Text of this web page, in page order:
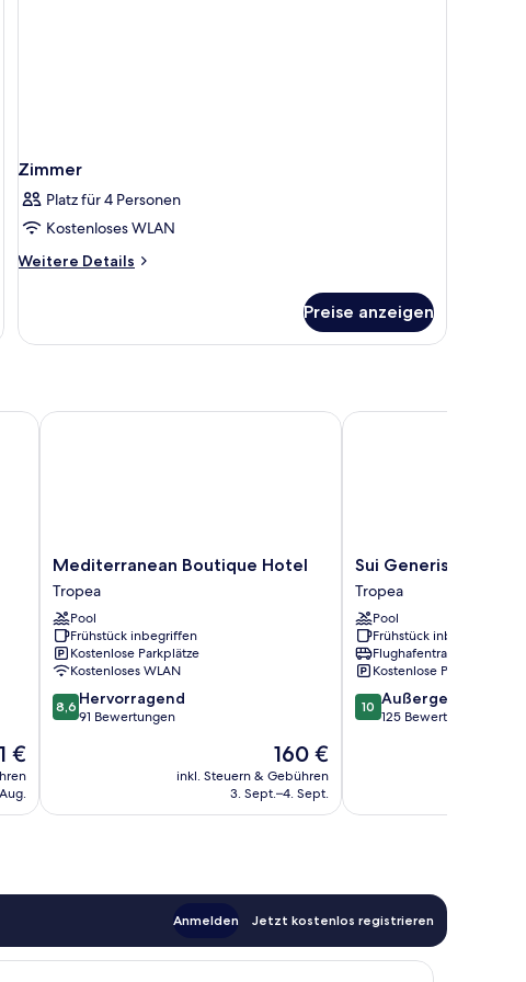
Zimmer
Platz für 4 Personen
Kostenloses WLAN
Weitere Details
Weitere
Preise anzeigen
€
Mediterranean
Boutique
Hotel
Tropea
Mediterranean Boutique Hotel
Tropea
Pool
Frühstück inbegriffen
Kostenlose Parkplätze
Kostenloses WLAN
8.6
von
8,6 Hervorragend
91 Bewertungen
Der
Preis
beträgt
160 €
inkl. Steuern & Gebühren
3. Sept.–4. Sept.
Mediterranean Boutique Hotel
Sui
Generis
Tropea
Sui Generis
Tropea
Pool
Frühstück inbegriffen
Flughafentransfer
Kostenlose Parkplätze
10.0
von
10 Außergewöhnlich
125 Bewertungen
Sui Generis
Anmelden Jetzt kostenlos registrieren